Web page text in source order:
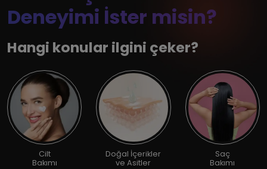
Deneyimi İster misin?
Hangi konular ilgini çeker?
Cilt
Bakımı
Doğal İçerikler
ve Asitler
Saç
Bakımı